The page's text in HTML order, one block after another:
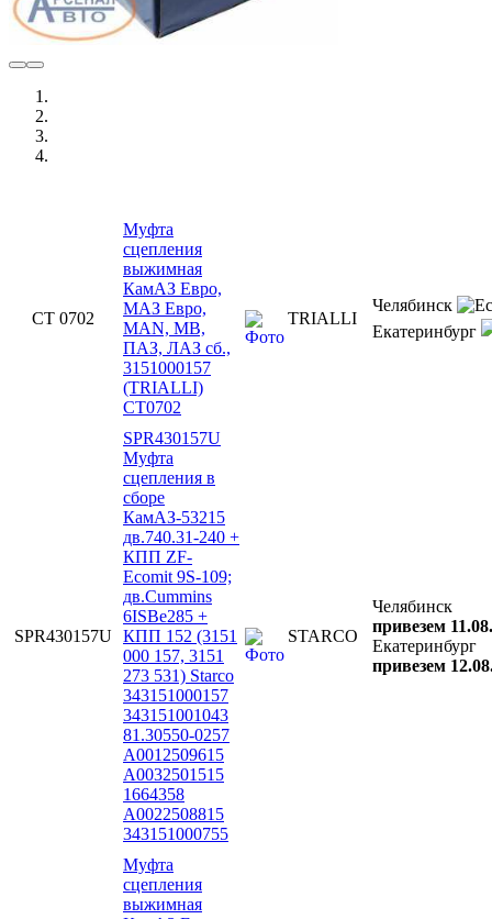
CT 0702
Муфта
сцепления
выжимная
КамАЗ Евро,
МАЗ Евро,
MAN, MB,
ПАЗ, ЛАЗ сб.,
3151000157
(TRIALLI)
CT0702
TRIALLI
Челябинск
Екатеринбург
SPR430157U
SPR430157U
Муфта
сцепления в
сборе
КамАЗ-53215
дв.740.31-240 +
КПП ZF-
Ecomit 9S-109;
дв.Cummins
6ISBe285 +
КПП 152 (3151
000 157, 3151
273 531) Starco
343151000157
343151001043
81.30550-0257
A0012509615
A0032501515
1664358
A0022508815
343151000755
STARCO
Челябинск
привезем
Екатеринбург
привезем
Муфта
сцепления
выжимная